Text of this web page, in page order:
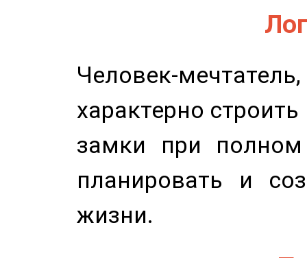
Человек-
характерно
замки при полном
планировать и
жизни.